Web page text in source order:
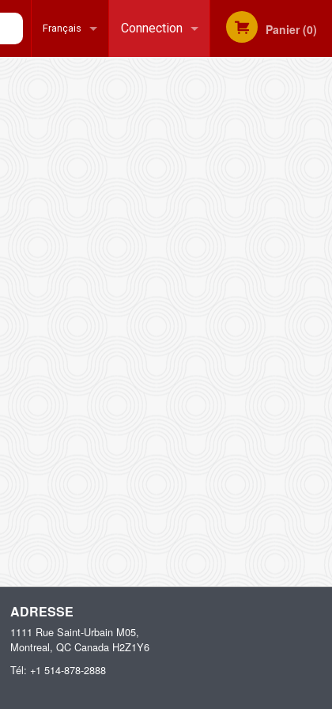
Français Connection Panier (0)
ADRESSE
1111 Rue Saint-Urbain M05,
Montreal, QC Canada H2Z1Y6
Tél: +1 514-878-2888